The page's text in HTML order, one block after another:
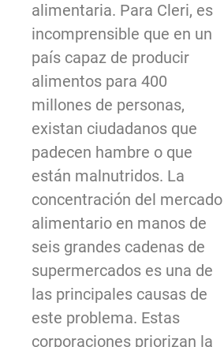
alimentaria. Para Cleri, es
incomprensible que en un
país capaz de producir
alimentos para 400
millones de personas,
existan ciudadanos que
padecen hambre o que
están malnutridos. La
concentración del mercado
alimentario en manos de
seis grandes cadenas de
supermercados es una de
las principales causas de
este problema. Estas
corporaciones priorizan la